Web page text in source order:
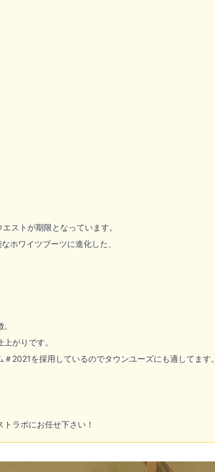
ストが期限となっています。
ホワイツブーツに進化した、
がりです。
2021を採用しているのでタウンユーズにも適してます。
ラボにお任せ下さい！